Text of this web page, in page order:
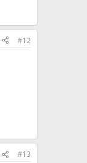
#12
#13